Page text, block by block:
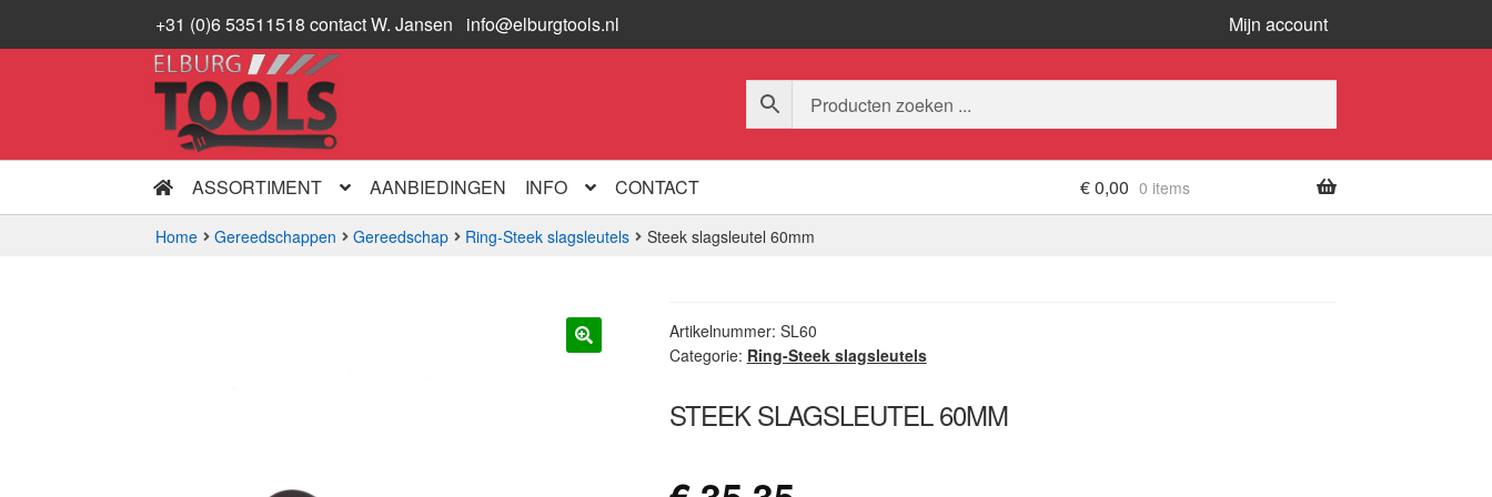
+31 (0)6 53511518 contact W. Jansen info@elburgtools.nl
Mijn account
Ga
door
naar
navigatie
Ga
naar
inhoud
ASSORTIMENT
AANBIEDINGEN INFO CONTACT €0,00 0 items
Home Gereedschappen Gereedschap Ring-Steek slagsleutels Steek slagsleutel 60mm
Artikelnummer: SL60
Categorie: Ring-Steek slagsleutels
STEEK SLAGSLEUTEL 60MM